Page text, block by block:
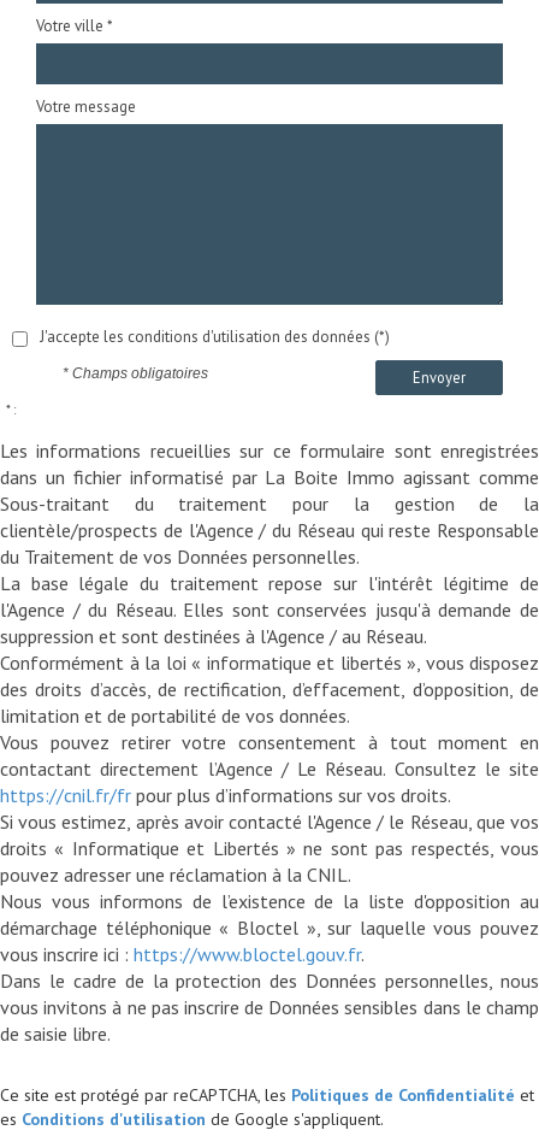
Votre ville *
Votre message
J'accepte les conditions d'utilisation des données (*)
Envoyer
* Champs obligatoires
* :
Les informations recueillies sur ce formulaire sont enregistrées
dans un fichier informatisé par La Boite Immo agissant comme
Sous-traitant du traitement pour la gestion de la
clientèle/prospects de l'Agence / du Réseau qui reste Responsable
du Traitement de vos Données personnelles.
La base légale du traitement repose sur l'intérêt légitime de
l'Agence / du Réseau. Elles sont conservées jusqu'à demande de
suppression et sont destinées à l'Agence / au Réseau.
Conformément à la loi « informatique et libertés », vous disposez
des droits d’accès, de rectification, d’effacement, d’opposition, de
limitation et de portabilité de vos données.
Vous pouvez retirer votre consentement à tout moment en
contactant directement l’Agence / Le Réseau. Consultez le site
https://cnil.fr/fr pour plus d’informations sur vos droits.
Si vous estimez, après avoir contacté l'Agence / le Réseau, que vos
droits « Informatique et Libertés » ne sont pas respectés, vous
pouvez adresser une réclamation à la CNIL.
Nous vous informons de l’existence de la liste d'opposition au
démarchage téléphonique « Bloctel », sur laquelle vous pouvez
vous inscrire ici : https://www.bloctel.gouv.fr.
Dans le cadre de la protection des Données personnelles, nous
vous invitons à ne pas inscrire de Données sensibles dans le champ
Ce site est protégé par reCAPTCHA, les Politiques de Confidentialité et
es Conditions d'utilisation de Google s'appliquent.